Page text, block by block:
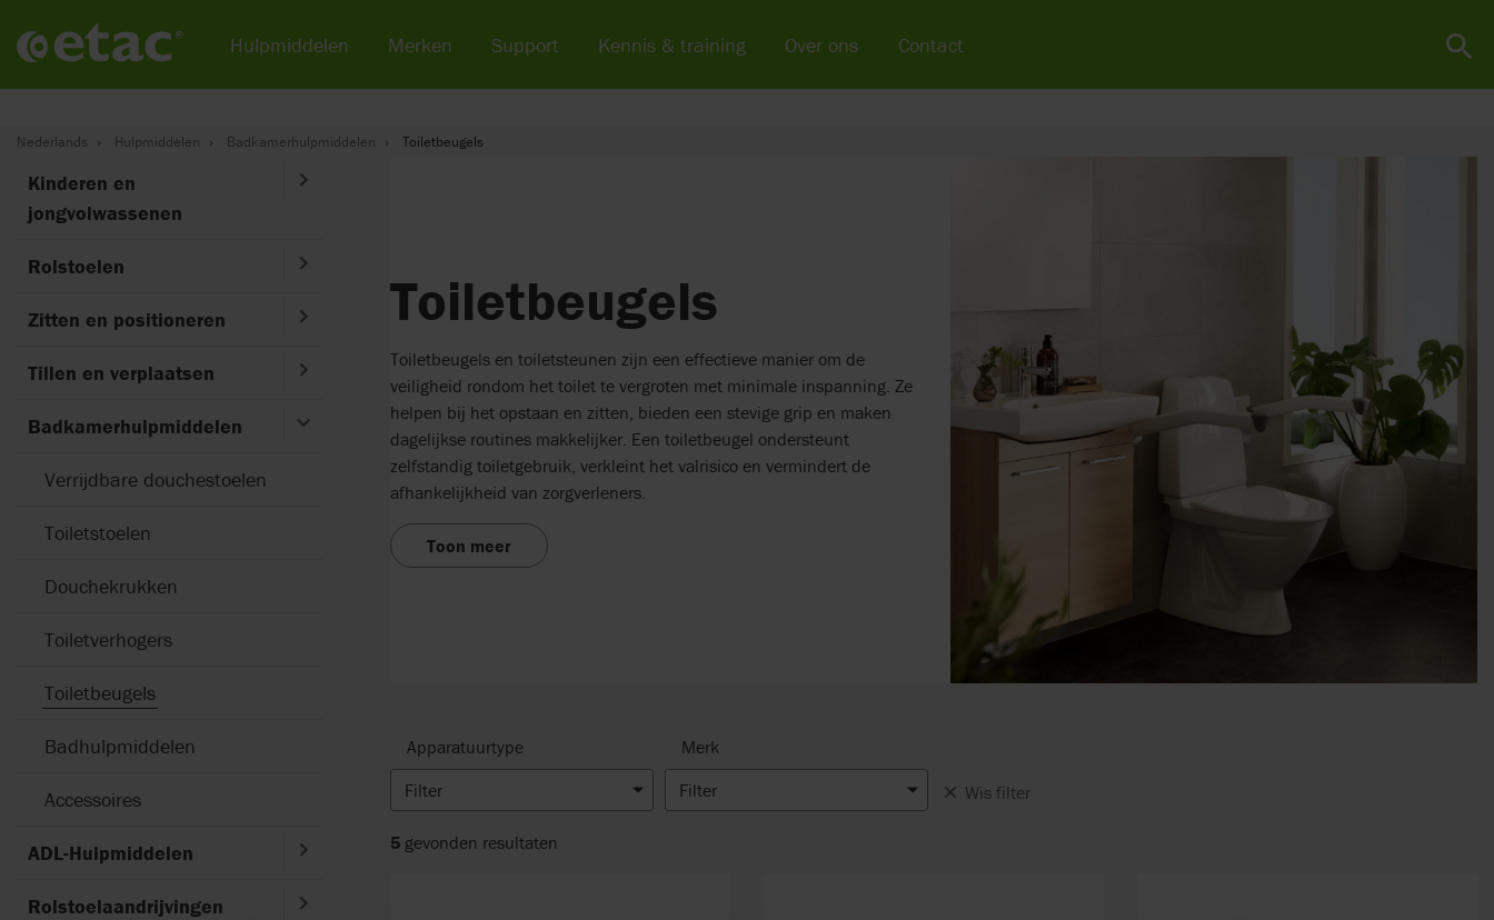
Nederlands Hulpmiddelen Badkamerhulpmiddelen Toiletbeugels
Kinderen en
jongvolwassenen
Rolstoelen
Zitten en positioneren
Tillen en verplaatsen
Badkamerhulpmiddelen
Verrijdbare douchestoelen
Toiletstoelen
Douchekrukken
Toiletverhogers
Toiletbeugels
Badhulpmiddelen
Accessoires
ADL-Hulpmiddelen
Rolstoelaandrijvingen
Toiletbeugels
Toiletbeugels en toiletsteunen zijn een effectieve manier om de
veiligheid rondom het toilet te vergroten met minimale inspanning. Ze
helpen bij het opstaan en zitten, bieden een stevige grip en maken
dagelijkse routines makkelijker. Een toiletbeugel ondersteunt
zelfstandig toiletgebruik, verkleint het valrisico en vermindert de
afhankelijkheid van zorgverleners.
Toon meer
Apparatuurtype
Filter
Merk
Filter
Wis filter
5 gevonden resultaten
Hulpmiddelen Merken Support Kennis & training Over ons Contact